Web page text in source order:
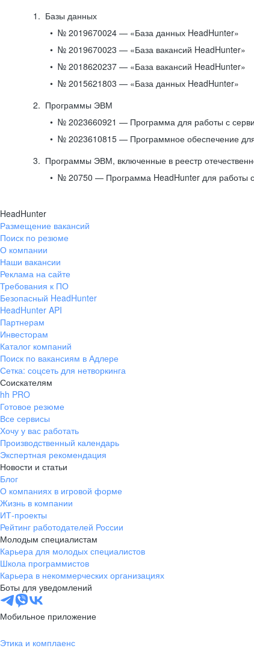
Базы данных
№ 2019670024 — «База данных HeadHunter»
№ 2019670023 — «База вакансий HeadHunter»
№ 2018620237 — «База вакансий HeadHunter»
№ 2015621803 — «База данных HeadHunter»
Программы ЭВМ
№ 2023660921 — Программа для работы с
№ 2023610815 — Программное обеспечение
Программы ЭВМ, включенные в реестр
№ 20750 — Программа HeadHunter для работы
HeadHunter
Размещение вакансий
Поиск по резюме
О компании
Наши вакансии
Реклама на сайте
Требования к ПО
Безопасный HeadHunter
HeadHunter API
Партнерам
Инвесторам
Каталог компаний
Поиск по вакансиям в Адлере
Сетка: соцсеть для нетворкинга
Соискателям
hh PRO
Готовое резюме
Все сервисы
Хочу у вас работать
Производственный календарь
Экспертная рекомендация
Новости и статьи
Блог
О компаниях в игровой форме
Жизнь в компании
ИТ-проекты
Рейтинг работодателей России
Молодым специалистам
Карьера для молодых специалистов
Школа программистов
Карьера в некоммерческих организациях
Боты для уведомлений
Мобильное приложение
Этика и комплаенс